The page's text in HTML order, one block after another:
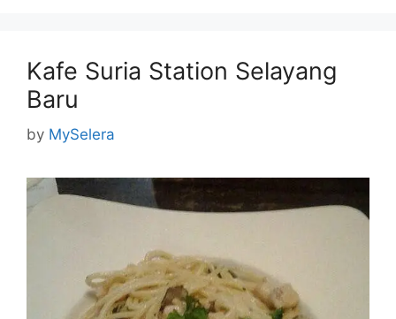
Kafe Suria Station Selayang
Baru
by MySelera